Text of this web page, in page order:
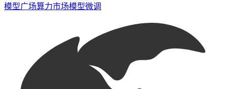
模型广场算力市场模型微调